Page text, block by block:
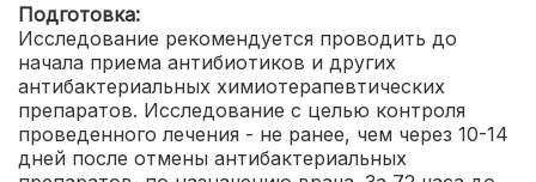
Подготовка:
Исследование рекомендуется проводить до
начала приема антибиотиков и других
антибактериальных химиотерапевтических
препаратов. Исследование с целью контроля
проведенного лечения - не ранее, чем через 10-14
дней после отмены антибактериальных